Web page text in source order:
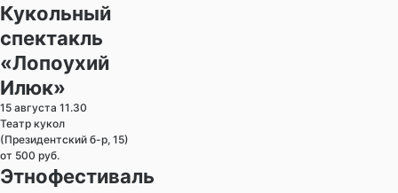
Кукольный
спектакль
«Лопоухий
Илюк»
15 августа 11.30
Театр кукол
(Президентский б-р, 15)
от 500 руб.
Этнофестиваль